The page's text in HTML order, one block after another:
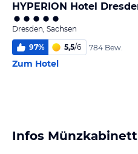
Dresden, Sachsen
97% 5,5/6 784 Bew.
Zum Hotel
Infos Münzkabinett